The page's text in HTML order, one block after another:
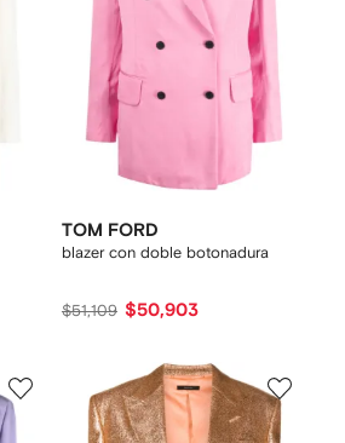
TOM FORD
blazer con doble botonadura
$51,109 $50,903